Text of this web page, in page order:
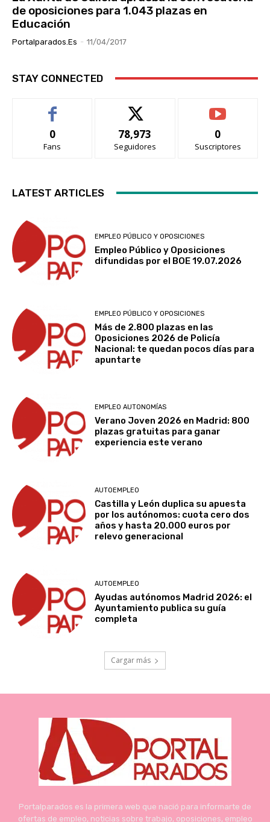
de oposiciones para 1.043 plazas en
Educación
Portalparados.es - 11/04/2017
STAY CONNECTED
0
Fans
78,973
Seguidores
0
Suscriptores
LATEST ARTICLES
EMPLEO PÚBLICO Y OPOSICIONES
Empleo Público y Oposiciones
difundidas por el BOE 19.07.2026
EMPLEO PÚBLICO Y OPOSICIONES
Más de 2.800 plazas en las
Oposiciones 2026 de Policía
Nacional: te quedan pocos días para
apuntarte
EMPLEO AUTONOMÍAS
Verano Joven 2026 en Madrid: 800
plazas gratuitas para ganar
experiencia este verano
AUTOEMPLEO
Castilla y León duplica su apuesta
por los autónomos: cuota cero dos
años y hasta 20.000 euros por
relevo generacional
AUTOEMPLEO
Ayudas autónomos Madrid 2026: el
Ayuntamiento publica su guía
completa
Cargar más
Portalparados es la primera web que nació para informarte de
ofertas de empleo, noticias sobre trabajo, oposiciones, empleo